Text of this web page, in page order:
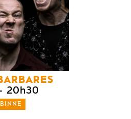
- 20h30